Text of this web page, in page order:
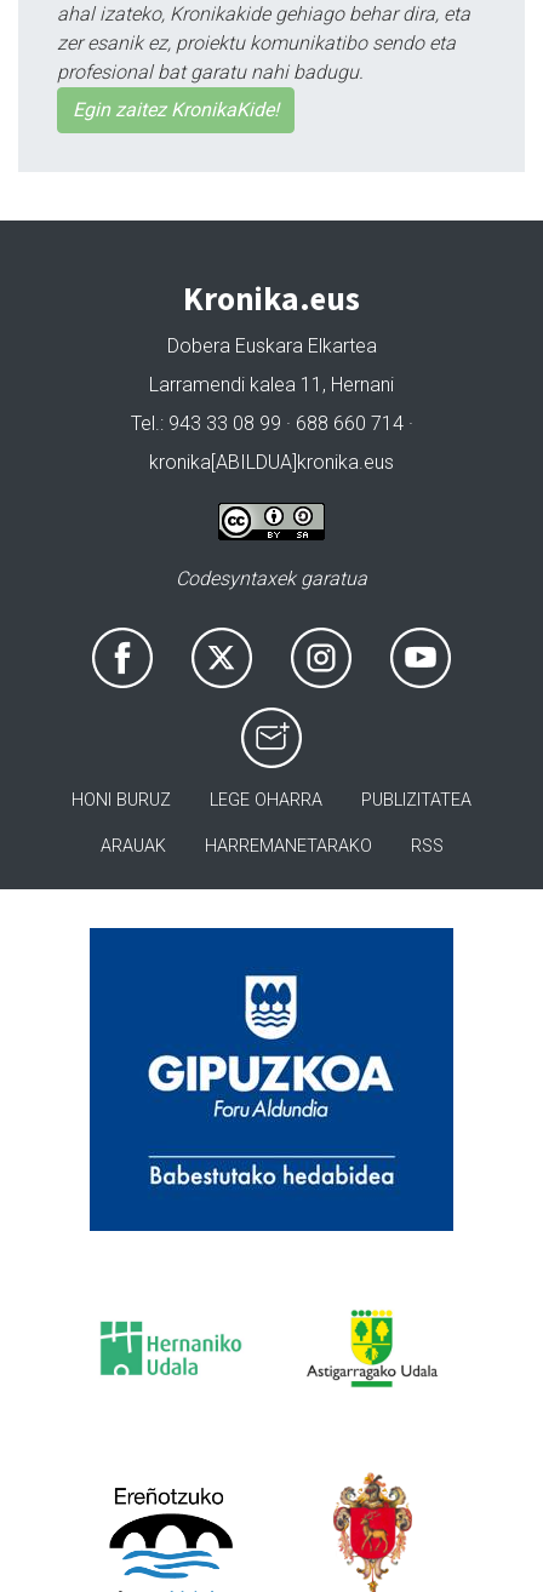
ahal izateko, Kronikakide gehiago behar dira, eta
zer esanik ez, proiektu komunikatibo sendo eta
profesional bat garatu nahi badugu.
Egin zaitez KronikaKide!
Kronika.eus
Dobera Euskara Elkartea
Larramendi kalea 11, Hernani
Tel.: 943 33 08 99 · 688 660 714 ·
kronika[ABILDUA]kronika.eus
Codesyntaxek garatua
HONI BURUZ LEGE OHARRA PUBLIZITATEA
ARAUAK HARREMANETARAKO RSS